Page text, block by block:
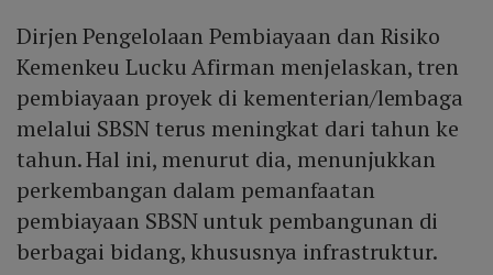
Dirjen Pengelolaan Pembiayaan dan Risiko
Kemenkeu Lucku Afirman menjelaskan, tren
pembiayaan proyek di kementerian/lembaga
melalui SBSN terus meningkat dari tahun ke
tahun. Hal ini, menurut dia, menunjukkan
perkembangan dalam pemanfaatan
pembiayaan SBSN untuk pembangunan di
berbagai bidang, khususnya infrastruktur.